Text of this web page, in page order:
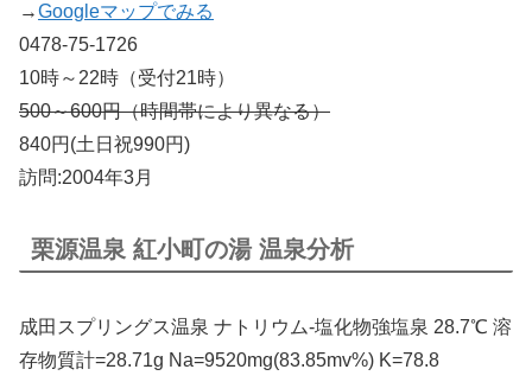
→Googleマップでみる
0478-75-1726
10時～22時（受付21時）
500～600円（時間帯により異なる）
840円(土日祝990円)
訪問:2004年3月
栗源温泉 紅小町の湯 温泉分析
成田スプリングス温泉 ナトリウム-塩化物強塩泉 28.7℃ 溶
存物質計=28.71g Na=9520mg(83.85mv%) K=78.8